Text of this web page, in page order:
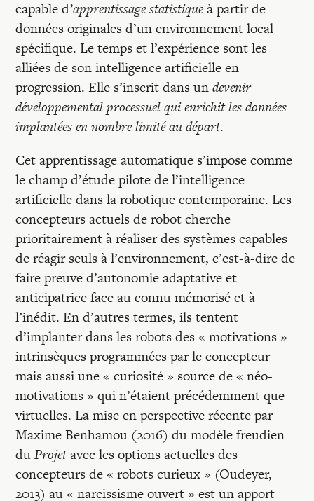
capable d’apprentissage statistiqueà partir de
données originales d’un environnement local
spécifique. Le temps et l’expérience sont les
alliées de son intelligence artificielle en
progression. Elle s’inscrit dans undevenir
développemental processuel qui enrichit les données
implantées en nombre limité au départ.
Cet apprentissage automatique s’impose comme
le champ d’étude pilote de l’intelligence
artificielle dans la robotique contemporaine. Les
concepteurs actuels de robot cherche
prioritairement à réaliser des systèmes capables
de réagir seuls à l’environnement, c’est-à-dire de
faire preuve d’autonomie adaptative et
anticipatrice face au connu mémorisé et à
l’inédit. En d’autres termes, ils tentent
d’implanter dans les robots des « motivations »
intrinsèques programmées par le concepteur
mais aussi une « curiosité » source de « néo-
motivations » qui n’étaient précédemment que
virtuelles. La mise en perspective récente par
Maxime Benhamou (2016) du modèle freudien
duProjetavec les options actuelles des
concepteurs de « robots curieux » (Oudeyer,
2013) au « narcissisme ouvert » est un apport